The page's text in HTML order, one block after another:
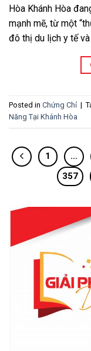
Hòa Khánh Hòa
mạnh mẽ, từ một
đô thị du lịch y tế
Posted in Chứng Chỉ |
Năng Tại Khánh Hòa
1 …
357